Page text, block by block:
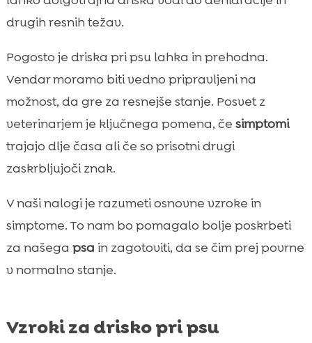
drugih resnih težav.
Pogosto je driska pri psu lahka in prehodna.
Vendar moramo biti vedno pripravljeni na
možnost, da gre za resnejše stanje. Posvet z
veterinarjem je ključnega pomena, če simptomi
trajajo dlje časa ali če so prisotni drugi
zaskrbljujoči znak.
V naši nalogi je razumeti osnovne vzroke in
simptome. To nam bo pomagalo bolje poskrbeti
za našega psa in zagotoviti, da se čim prej povrne
v normalno stanje.
Vzroki za drisko pri psu